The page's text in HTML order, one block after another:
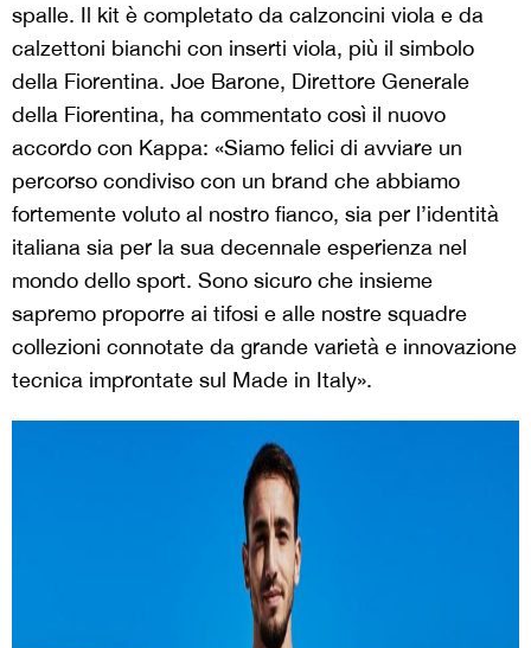
spalle. Il kit è completato da calzoncini viola e da
calzettoni bianchi con inserti viola, più il simbolo
della Fiorentina. Joe Barone, Direttore Generale
della Fiorentina, ha commentato così il nuovo
accordo con Kappa: «Siamo felici di avviare un
percorso condiviso con un brand che abbiamo
fortemente voluto al nostro fianco, sia per l’identità
italiana sia per la sua decennale esperienza nel
mondo dello sport. Sono sicuro che insieme
sapremo proporre ai tifosi e alle nostre squadre
collezioni connotate da grande varietà e innovazione
tecnica improntate sul Made in Italy».